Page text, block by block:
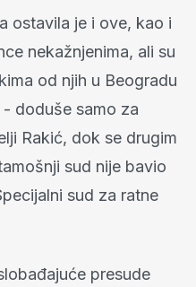
ostavila je i ove, kao i
nekažnjenima, ali su
od njih u Beogradu
doduše samo za
Rakić, dok se drugim
sud nije bavio
sud za ratne
presude